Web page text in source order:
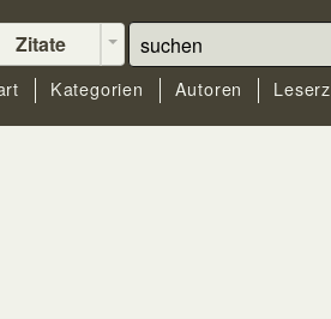
Zitate
Kategorien Autoren